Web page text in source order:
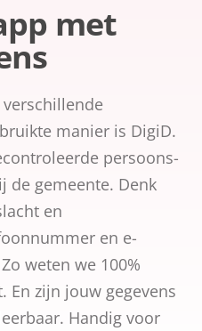
digitale
ICAO-
volgt.
en
veiligheid
ons
met
manier is DigiD.
persoons-
de gemeente. Denk
en
en e-
weten we 100%
En zijn jouw gegevens
Handig voor